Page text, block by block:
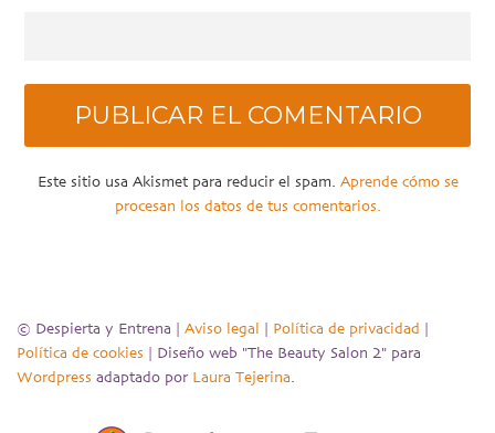
Este sitio usa Akismet para reducir el spam. Aprende cómo se
procesan los datos de tus comentarios.
© Despierta y Entrena | Aviso legal Política de privacidad
Política de cookies | Diseño web "The Beauty Salon 2" para
Wordpress adaptado por Laura Tejerina.